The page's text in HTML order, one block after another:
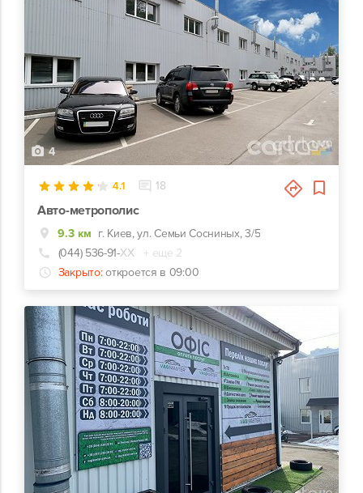
4
4.1 18
Авто-метрополис
9.3 км г. Киев, ул. Семьи Сосниных, 3/5
(044) 536-91-ХХ
+ еще 2
Закрыто: откроется в 09:00